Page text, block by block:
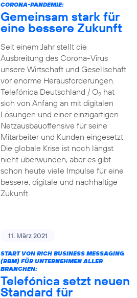
CORONA-PANDEMIE:
Gemeinsam stark für
eine bessere Zukunft
Seit einem Jahr stellt die
Ausbreitung des Corona-Virus
unsere Wirtschaft und Gesellschaft
vor enorme Herausforderungen.
Telefónica Deutschland / O2hat
sich von Anfang an mit digitalen
Lösungen und einer einzigartigen
Netzausbauoffensive für seine
Mitarbeiter und Kunden eingesetzt.
Die globale Krise ist noch längst
nicht überwunden, aber es gibt
schon heute viele Impulse für eine
bessere, digitale und nachhaltige
Zukunft.
11. März 2021
START VON RICH BUSINESS MESSAGING
(RBM) FÜR UNTERNEHMEN ALLER
BRANCHEN:
Telefónica setzt neuen
Standard für